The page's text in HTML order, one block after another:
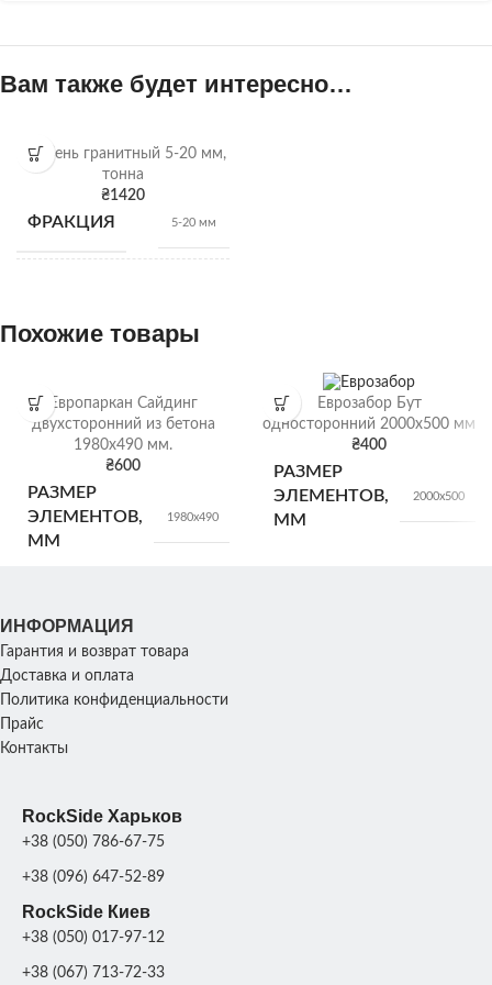
Вам также будет интересно…
Щебень гранитный 5-20 мм,
тонна
₴1420
ФРАКЦИЯ 5-20 мм
ОТГРУЗКА
Похожие товары
Европаркан Сайдинг
двухсторонний из бетона
1980х490 мм.
₴600
РАЗМЕР
ЭЛЕМЕНТОВ,
ММ
1980х490
Еврозабор Бут
односторонний 2000х500 мм
₴400
РАЗМЕР
ЭЛЕМЕНТОВ,
ММ
2000х500
ИНФОРМАЦИЯ
Гарантия и возврат товара
Доставка и оплата
Политика конфиденциальности
Прайс
Контакты
RockSide Харьков
+38 (050) 786-67-75
+38 (096) 647-52-89
RockSide Киев
+38 (050) 017-97-12
+38 (067) 713-72-33